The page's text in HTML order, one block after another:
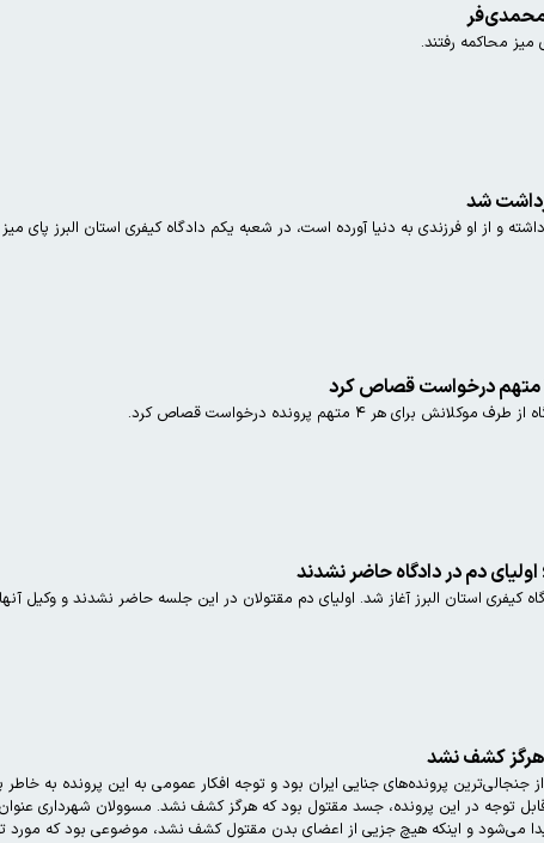
محمدی‌فر
محاکمه رفتند.
شد
از او فرزندی به دنیا آورده است، در شعبه یکم دادگاه کیفری استان البرز پای
۴ متهم پرونده درخواست قصاص کرد.
دم در دادگاه حاضر نشدند
استان البرز آغاز شد. اولیای دم مقتولان در این جلسه حاضر نشدند و وکیل
هرگز کشف نشد
جنجالی‌ترین پرونده‌های جنایی ایران بود و توجه افکار عمومی به این پرونده به
توجه در این پرونده، جسد مقتول بود که هرگز کشف نشد. مسوولان شهرداری
می‌شود و اینکه هیچ جزیی از اعضای بدن مقتول کشف نشد، موضوعی بود که مورد